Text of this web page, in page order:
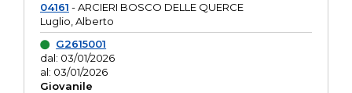
04161 - ARCIERI BOSCO DELLE QUERCE
Luglio, Alberto
G2615001
dal: 03/01/2026
al: 03/01/2026
Giovanile